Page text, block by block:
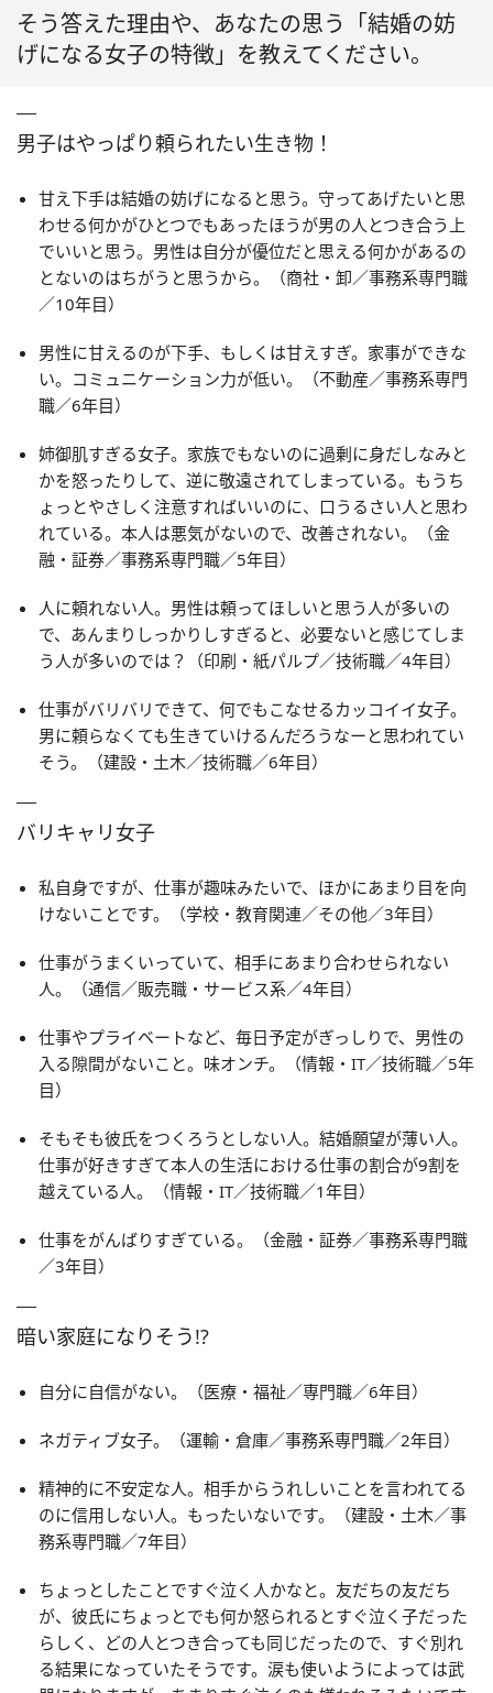
そう答えた理由や、あなたの思う「結婚の妨
げになる女子の特徴」を教えてください。
男子はやっぱり頼られたい生き物！
甘え下手は結婚の妨げになると思う。守ってあげたいと思
わせる何かがひとつでもあったほうが男の人とつき合う上
でいいと思う。男性は自分が優位だと思える何かがあるの
とないのはちがうと思うから。（商社・卸／事務系専門職
／10年目）
男性に甘えるのが下手、もしくは甘えすぎ。家事ができな
い。コミュニケーション力が低い。（不動産／事務系専門
職／6年目）
姉御肌すぎる女子。家族でもないのに過剰に身だしなみと
かを怒ったりして、逆に敬遠されてしまっている。もうち
ょっとやさしく注意すればいいのに、口うるさい人と思わ
れている。本人は悪気がないので、改善されない。（金
融・証券／事務系専門職／5年目）
人に頼れない人。男性は頼ってほしいと思う人が多いの
で、あんまりしっかりしすぎると、必要ないと感じてしま
う人が多いのでは？（印刷・紙パルプ／技術職／4年目）
仕事がバリバリできて、何でもこなせるカッコイイ女子。
男に頼らなくても生きていけるんだろうなーと思われてい
そう。（建設・土木／技術職／6年目）
バリキャリ女子
私自身ですが、仕事が趣味みたいで、ほかにあまり目を向
けないことです。（学校・教育関連／その他／3年目）
仕事がうまくいっていて、相手にあまり合わせられない
人。（通信／販売職・サービス系／4年目）
仕事やプライベートなど、毎日予定がぎっしりで、男性の
入る隙間がないこと。味オンチ。（情報・IT／技術職／5年
目）
そもそも彼氏をつくろうとしない人。結婚願望が薄い人。
仕事が好きすぎて本人の生活における仕事の割合が9割を
越えている人。（情報・IT／技術職／1年目）
仕事をがんばりすぎている。（金融・証券／事務系専門職
／3年目）
暗い家庭になりそう!?
自分に自信がない。（医療・福祉／専門職／6年目）
ネガティブ女子。（運輸・倉庫／事務系専門職／2年目）
精神的に不安定な人。相手からうれしいことを言われてる
のに信用しない人。もったいないです。（建設・土木／事
務系専門職／7年目）
ちょっとしたことですぐ泣く人かなと。友だちの友だち
が、彼氏にちょっとでも何か怒られるとすぐ泣く子だった
らしく、どの人とつき合っても同じだったので、すぐ別れ
る結果になっていたそうです。涙も使いようによっては武